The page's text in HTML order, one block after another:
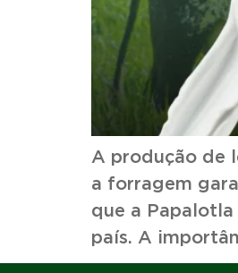
A produção de
a forragem
que a
país. A